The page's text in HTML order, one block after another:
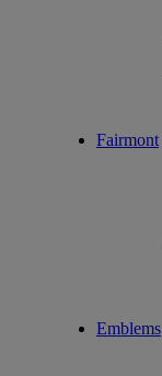
Fairmont
Emblems